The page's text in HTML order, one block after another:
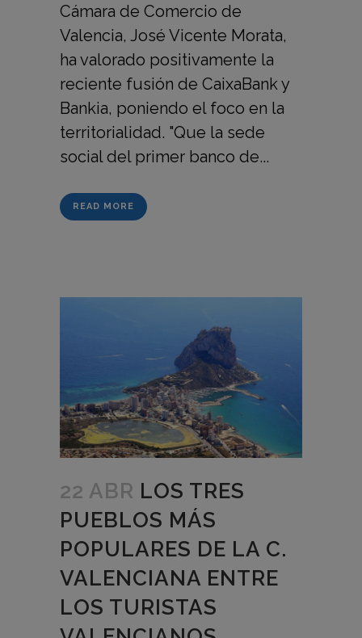
Cámara de Comercio de
Valencia, José Vicente Morata,
ha valorado positivamente la
reciente fusión de CaixaBank y
Bankia, poniendo el foco en la
territorialidad. "Que la sede
social del primer banco de...
READ MORE
22 ABR LOS TRES
PUEBLOS MÁS
POPULARES DE LA C.
VALENCIANA ENTRE
LOS TURISTAS